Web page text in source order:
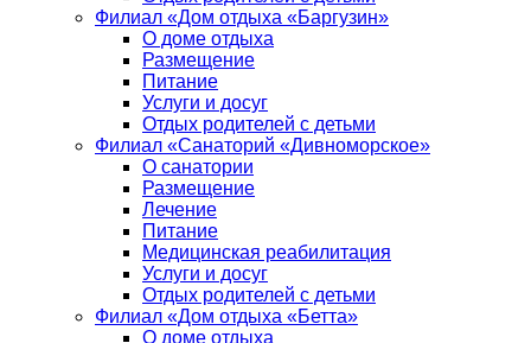
Филиал «Дом отдыха «Баргузин»
О доме отдыха
Размещение
Питание
Услуги и досуг
Отдых родителей с детьми
Филиал «Санаторий «Дивноморское»
О санатории
Размещение
Лечение
Питание
Медицинская реабилитация
Услуги и досуг
Отдых родителей с детьми
Филиал «Дом отдыха «Бетта»
О доме отдыха